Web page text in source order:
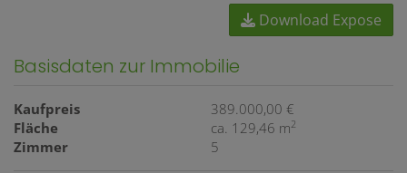
Download Expose
Basisdaten zur Immobilie
Kaufpreis
389.000,00 €
Fläche
ca. 129,46 m2
Zimmer 5